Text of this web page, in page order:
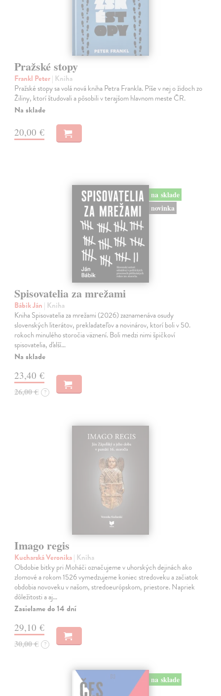
Pražské stopy
Frankl Peter| Kniha
Pražské stopy sa volá nová kniha Petra Frankla. Píše v nej o židoch zo
Žiliny, ktorí študovali a pôsobili v terajšom hlavnom meste ČR.
Na sklade
20,00 €
na sklade
novinka
Spisovatelia za mrežami
Bábik Ján | Kniha
Kniha Spisovatelia za mrežami (2026) zaznamenáva osudy
slovenských literátov, prekladateľov a novinárov, ktorí boli v 50.
rokoch minulého storočia väznení. Boli medzi nimi špičkoví
spisovatelia, ďalší…
Na sklade
23,40 €
26,00 € ?
Imago regis
Kucharská Veronika| Kniha
Obdobie bitky pri Moháči označujeme v uhorských dejinách ako
zlomové a rokom 1526 vymedzujeme koniec stredoveku a začiatok
obdobia novoveku v našom, stredoeurópskom, priestore. Napriek
dôležitosti a aj…
Zasielame do 14 dní
29,10 €
30,00 € ?
na sklade